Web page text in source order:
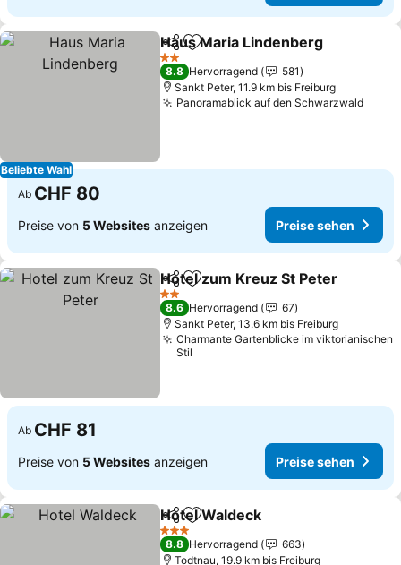
Beliebte Wahl
TeilenZu Favoriten hinzufügen
Haus Maria Lindenberg
2 Sterne
8.8 Hervorragend
581
Sankt Peter, 11.9 km bis Freiburg
Panoramablick auf den Schwarzwald
Ab CHF 80
Preise von 5 Websites anzeigen Preise sehen
TeilenZu Favoriten hinzufügen
Hotel zum Kreuz St Peter
2 Sterne
8.6 Hervorragend
67
Sankt Peter, 13.6 km bis Freiburg
Charmante Gartenblicke im viktorianischen
Stil
Ab CHF 81
Preise von 5 Websites anzeigen Preise sehen
TeilenZu Favoriten hinzufügen
Hotel Waldeck
3 Sterne
8.8 Hervorragend
663
Todtnau, 19.9 km bis Freiburg